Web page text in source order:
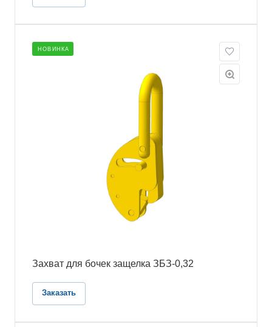
НОВИНКА
Захват для бочек защелка ЗБЗ-0,32
Заказать